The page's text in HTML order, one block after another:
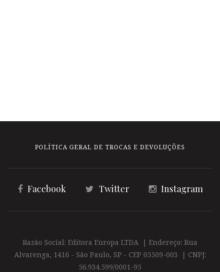
POLÍTICA GERAL DE TROCAS E DEVOLUÇÕES
Facebook Twitter Instagram
Razão Social: Editora Europa LTDA | Endereço: Rua
Alvarenga, 1416 - São Paulo, SP - CEP 05509-003 | CNPJ:
56.934.599/0001-95